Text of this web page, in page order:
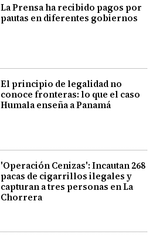
La Prensa ha recibido pagos por
pautas en diferentes gobiernos
El principio de legalidad no
conoce fronteras: lo que el caso
Humala enseña a Panamá
'Operación Cenizas': Incautan 268
pacas de cigarrillos ilegales y
capturan a tres personas en La
Chorrera